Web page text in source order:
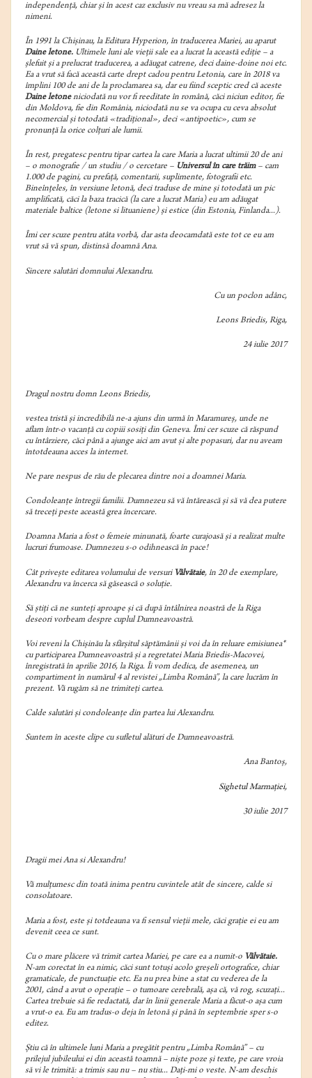
independență, chiar și în acest caz exclusiv nu vreau sa mă adresez la
nimeni.
În 1991 la Chișinau, la Editura Hyperion, în traducerea Mariei, au aparut
Daine letone. Ultimele luni ale vieții sale ea a lucrat la această ediție – a
șlefuit și a prelucrat traducerea, a adăugat catrene, deci daine-doine noi etc.
Ea a vrut să facă această carte drept cadou pentru Letonia, care în 2018 va
împlini 100 de ani de la proclamarea sa, dar eu fiind sceptic cred că aceste
Daine letone niciodată nu vor fi reeditate în română, căci niciun editor, fie
din Moldova, fie din România, niciodată nu se va ocupa cu ceva absolut
necomercial și totodată «tradițional», deci «antipoetic», cum se
pronunță la orice colțuri ale lumii.
În rest, pregatesc pentru tipar cartea la care Maria a lucrat ultimii 20 de ani
– o monografie / un studiu / o cercetare – Universul în care trăim– cam
1.000 de pagini, cu prefață, comentarii, suplimente, fotografii etc.
Bineînțeles, în versiune letonă, deci traduse de mine și totodată un pic
amplificată, căci la baza tracică (la care a lucrat Maria) eu am adăugat
materiale baltice (letone si lituaniene) și estice (din Estonia, Finlanda...).
Îmi cer scuze pentru atâta vorbă, dar asta deocamdată este tot ce eu am
vrut să vă spun, distinsă doamnă Ana.
Sincere salutări domnului Alexandru.
Cu un poclon adânc,
Leons Briedis, Riga,
24 iulie 2017
Dragul nostru domn Leons Briedis,
vestea tristă și incredibilă ne-a ajuns din urmă în Maramureș, unde ne
aflam într-o vacanță cu copiii sosiți din Geneva. Îmi cer scuze că răspund
cu întârziere, căci până a ajunge aici am avut și alte popasuri, dar nu aveam
întotdeauna acces la internet.
Ne pare nespus de rău de plecarea dintre noi a doamnei Maria.
Condoleanțe întregii familii. Dumnezeu să vă întărească și să vă dea putere
să treceți peste această grea încercare.
Doamna Maria a fost o femeie minunată, foarte curajoasă și a realizat multe
lucruri frumoase. Dumnezeu s-o odihnească în pace!
Cât privește editarea volumului de versuri Vâlvătaie, în 20 de exemplare,
Alexandru va încerca să găsească o soluție.
Să știți că ne sunteți aproape și că după întâlnirea noastră de la Riga
deseori vorbeam despre cuplul Dumneavoastră.
Voi reveni la Chișinău la sfârșitul săptămânii și voi da în reluare emisiunea*
cu participarea Dumneavoastră și a regretatei Maria Briedis-Macovei,
înregistrată în aprilie 2016, la Riga. Îi vom dedica, de asemenea, un
compartiment în numărul 4 al revistei „Limba Română”, la care lucrăm în
prezent. Vă rugăm să ne trimiteți cartea.
Calde salutări și condoleanțe din partea lui Alexandru.
Suntem în aceste clipe cu sufletul alături de Dumneavoastră.
Ana Bantoș,
Sighetul Marmației,
30 iulie 2017
Dragii mei Ana si Alexandru!
Vă mulțumesc din toată inima pentru cuvintele atât de sincere, calde si
consolatoare.
Maria a fost, este și totdeauna va fi sensul vieții mele, căci grație ei eu am
devenit ceea ce sunt.
Cu o mare plăcere vă trimit cartea Mariei, pe care ea a numit-o Vâlvătaie.
N-am corectat în ea nimic, căci sunt totuși acolo greșeli ortografice, chiar
gramaticale, de punctuație etc. Ea nu prea bine a stat cu vederea de la
2001, când a avut o operație – o tumoare cerebrală, așa că, vă rog, scuzați...
Cartea trebuie să fie redactată, dar în linii generale Maria a făcut-o așa cum
a vrut-o ea. Eu am tradus-o deja în letonă și până în septembrie sper s-o
editez.
Știu că în ultimele luni Maria a pregătit pentru „Limba Română” – cu
prilejul jubileului ei din această toamnă – niște poze și texte, pe care vroia
să vi le trimită: a trimis sau nu – nu stiu... Dați-mi o veste. N-am deschis